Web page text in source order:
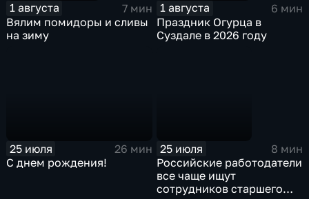
1 августа
7 мин
Вялим помидоры и сливы
на зиму
1 августа
6 мин
Праздник Огурца в
Суздале в 2026 году
25 июля
26 мин
С днем рождения!
25 июля
8 мин
Российские работодатели
все чаще ищут
сотрудников старшего